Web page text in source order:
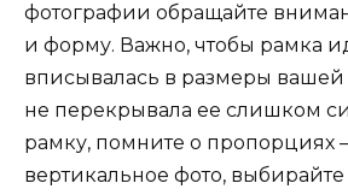
фотографии обращайте
и форму. Важно, чтобы рамка
вписывалась в размеры
не перекрывала ее слишком
рамку, помните о пропорциях
вертикальное фото,